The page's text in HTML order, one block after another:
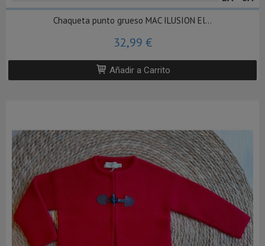
Chaqueta punto grueso MAC ILUSION El...
32,99 €
Añadir a Carrito